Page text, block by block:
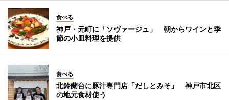
食べる
神戸・元町に「ソヴァージュ」 朝からワインと季
節の小皿料理を提供
食べる
北鈴蘭台に豚汁専門店「だしとみそ」 神戸市北区
の地元食材使う